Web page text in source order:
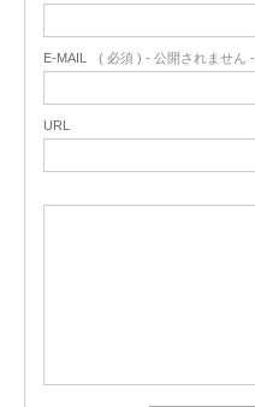
E-MAIL ( 必須 ) - 公開されません -
URL